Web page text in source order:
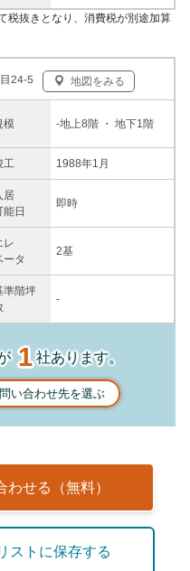
24-5 地図をみる
模 -地上8階 ・ 地下1階
工 1988年1月
居
能日
即時
レ
ータ
2基
準階坪
-
税抜きとなり、消費税が別途加算
が1社あります。
い合わせ先を選ぶ
わせる（無料）
ストに保存する